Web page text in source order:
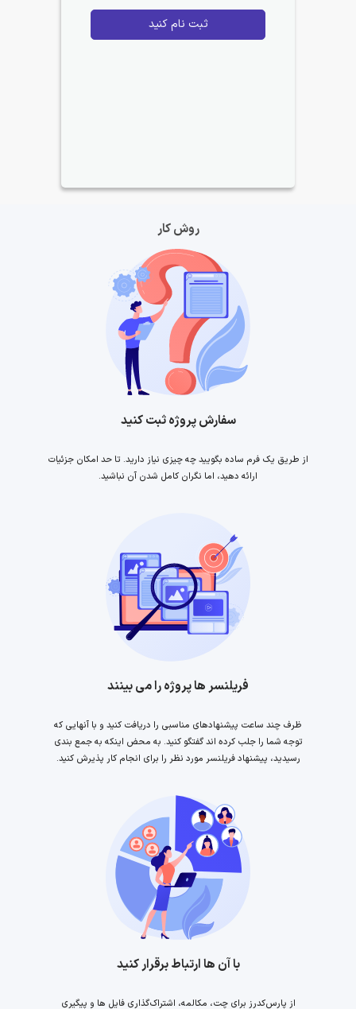
ثبت نام کنید
روش کار
سفارش پروژه ثبت کنید
از طریق یک فرم ساده بگویید چه چیزی نیاز دارید. تا حد امکان جزئیات
ارائه دهید، اما نگران کامل شدن آن نباشید.
فریلنسر ها پروژه را می بینند
ظرف چند ساعت پیشنهادهای مناسبی را دریافت کنید و با آنهایی که
توجه شما را جلب کرده اند گفتگو کنید. به محض اینکه به جمع بندی
رسیدید، پیشنهاد فریلنسر مورد نظر را برای انجام کار پذیرش کنید.
با آن ها ارتباط برقرار کنید
از پارس‌کدرز برای چت، مکالمه، اشتراک‌گذاری فایل ها و پیگیری